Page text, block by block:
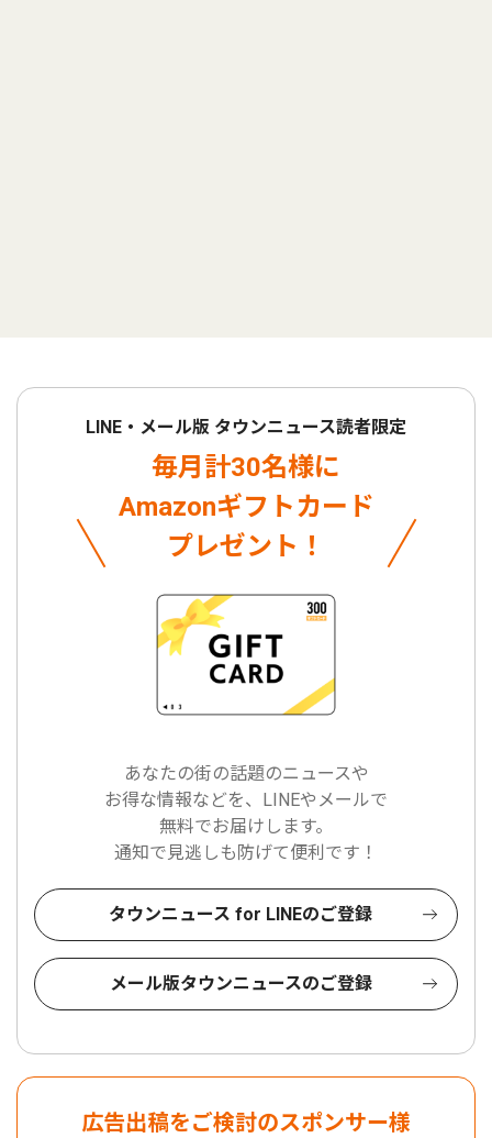
LINE・メール版 タウンニュース読者限定
毎月計30名様に
Amazonギフトカード
プレゼント！
あなたの街の話題のニュースや
お得な情報などを、LINEやメールで
無料でお届けします。
通知で見逃しも防げて便利です！
タウンニュース for LINEのご登録
メール版タウンニュースのご登録
広告出稿をご検討のスポンサー様